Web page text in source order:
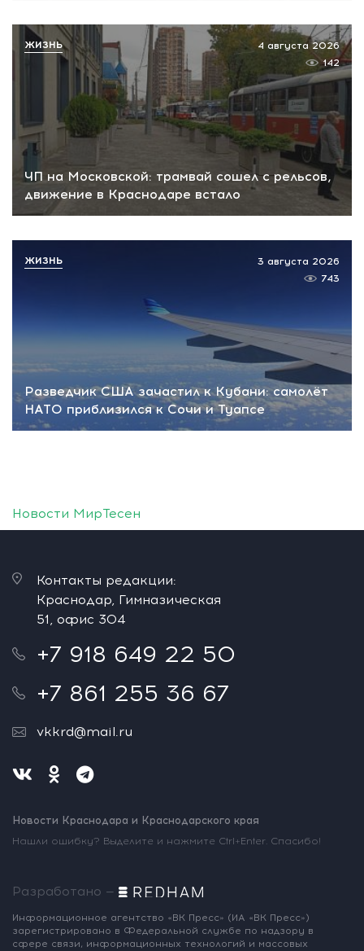
ЧП на Московской: трамвай сошел с рельсов,
движение в Краснодаре встало
4 августа 2026
142
ЖИЗНЬ
Разведчик США зачастил к Кубани: самолёт
НАТО приблизился к Сочи и Туапсе
3 августа 2026
743
ЖИЗНЬ
Новости МирТесен
Контакты редакции:
Краснодар, Гимназическая
51, офис 304
+7 918 649 22 50
+7 861 255 36 67
vkkrd@mail.ru
Новости Краснодара и Краснодарского края
Нашли ошибку? Выделите и нажмите Ctrl+Enter. Спасибо!
Разработано —
Информационное агентство «ВК Пресс» (ИА «ВК Пресс»)
зарегистрировано в Федеральной службе по надзору в
сфере связи, информационных технологий и массовых